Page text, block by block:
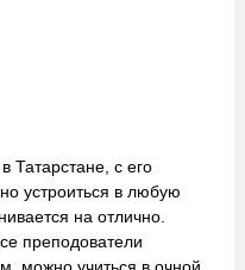
Татарстане, с его
устроиться в любую
на отлично.
преподователи
можно учиться в очной